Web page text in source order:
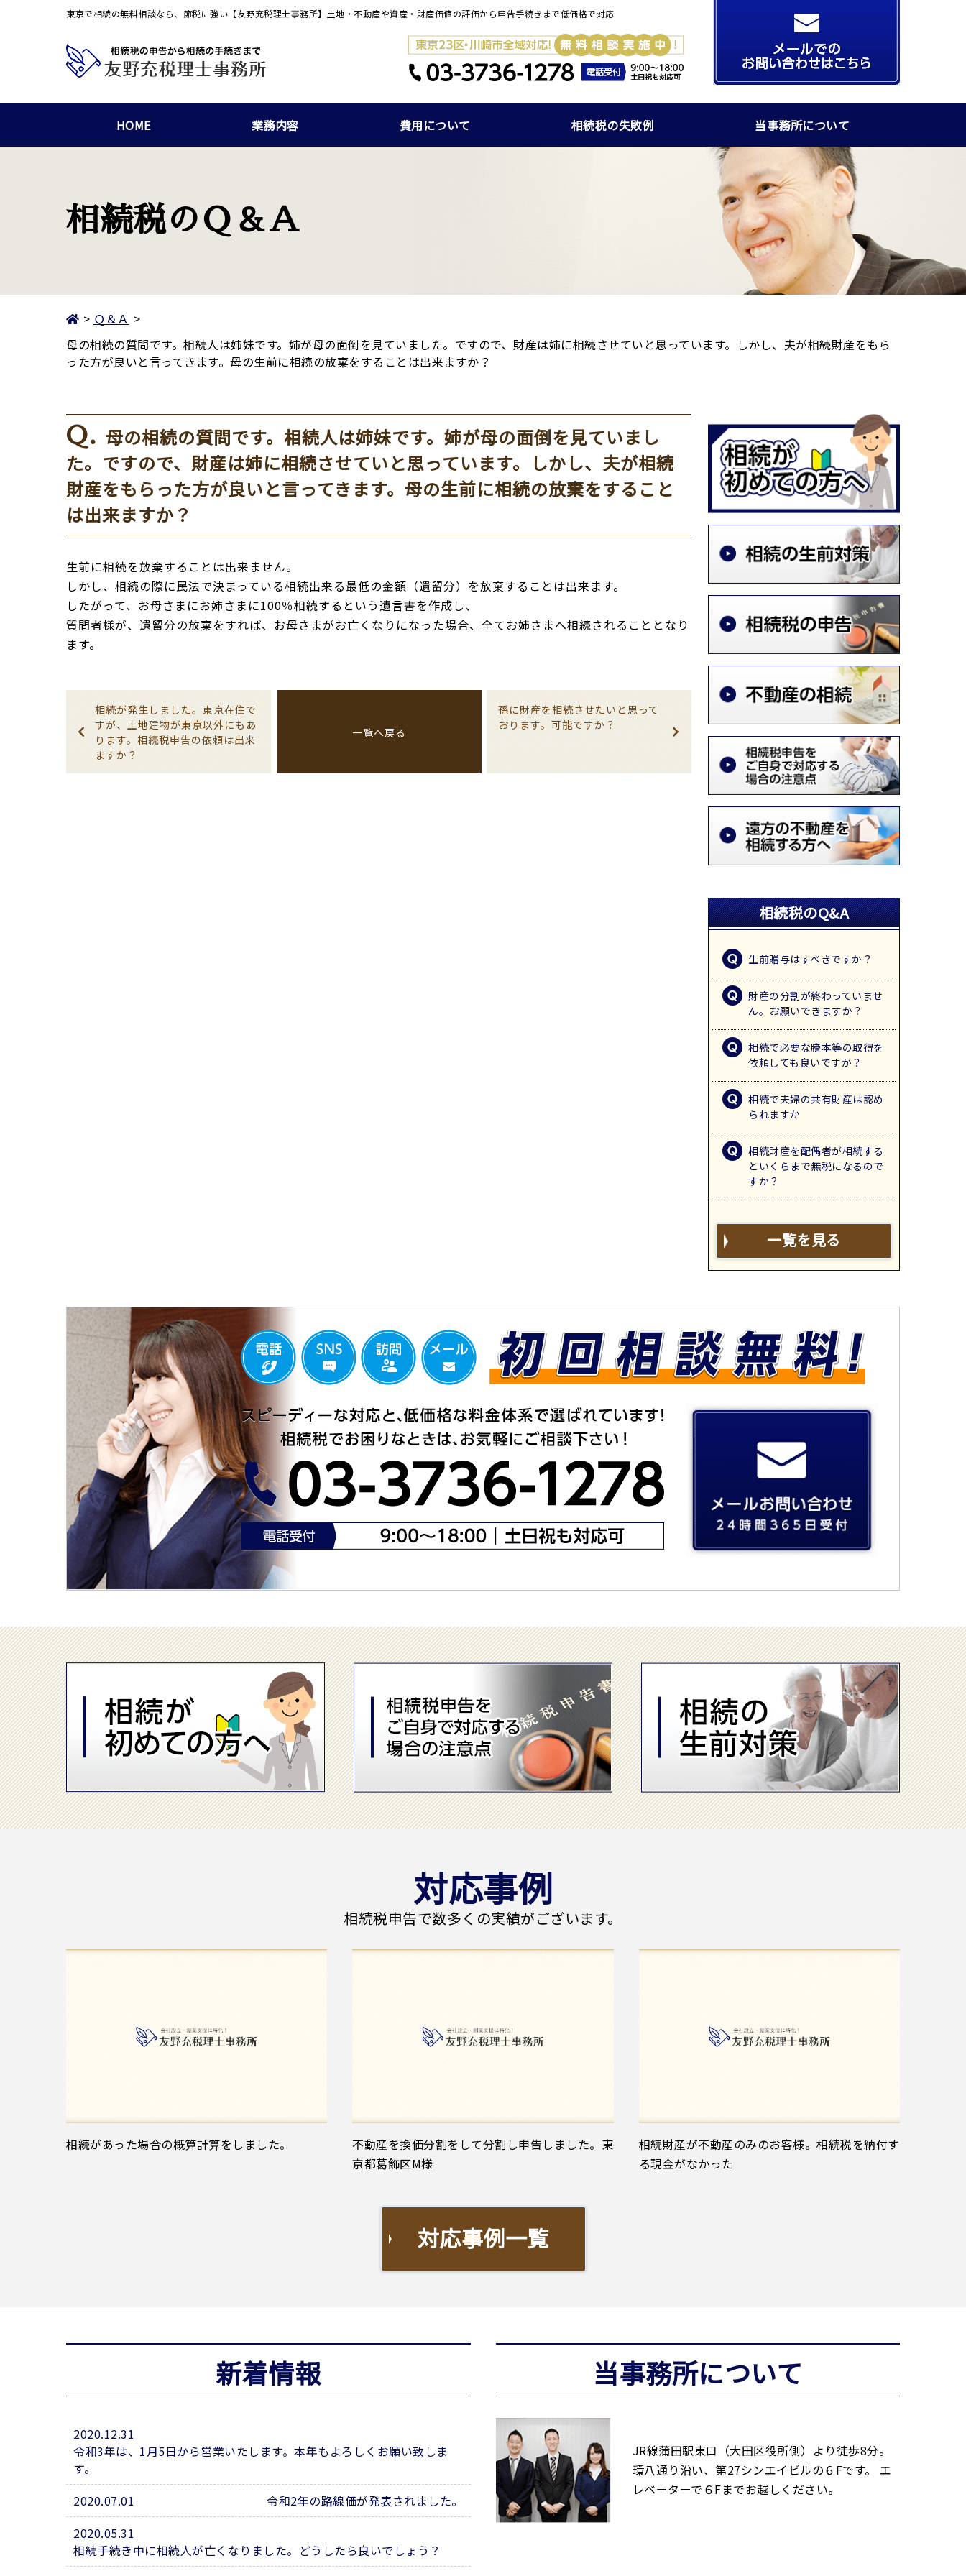
東京で相続の無料相談なら、節税に強い【友野充税理士事務所】土地・不動産や資産・財産価値の評価から申告手続きまで低価格で対応
HOME 業務内容 費用について 相続税の失敗例 当事務所について
相続税のＱ＆Ａ
> Ｑ＆Ａ >
母の相続の質問です。相続人は姉妹です。姉が母の面倒を見ていました。ですので、財産は姉に相続させていと思っています。しかし、夫が相続財産をもら
った方が良いと言ってきます。母の生前に相続の放棄をすることは出来ますか？
Q. 母の相続の質問です。相続人は姉妹です。姉が母の面倒を見ていまし
た。ですので、財産は姉に相続させていと思っています。しかし、夫が相続
財産をもらった方が良いと言ってきます。母の生前に相続の放棄をすること
は出来ますか？
生前に相続を放棄することは出来ません。
しかし、相続の際に民法で決まっている相続出来る最低の金額（遺留分）を放棄することは出来ます。
したがって、お母さまにお姉さまに100％相続するという遺言書を作成し、
質問者様が、遺留分の放棄をすれば、お母さまがお亡くなりになった場合、全てお姉さまへ相続されることとなり
ます。
相続が発生しました。東京在住で
すが、土地建物が東京以外にもあ
ります。相続税申告の依頼は出来
ますか？
一覧へ戻る
孫に財産を相続させたいと思って
おります。可能ですか？
相続税のQ&A
生前贈与はすべきですか？
財産の分割が終わっていませ
ん。お願いできますか？
相続で必要な謄本等の取得を
依頼しても良いですか？
相続で夫婦の共有財産は認め
られますか
相続財産を配偶者が相続する
といくらまで無税になるので
すか？
一覧を見る
対応事例
相続税申告で数多くの実績がございます。
相続があった場合の概算計算をしました。
不動産を換価分割をして分割し申告しました。東
京都葛飾区M様
相続財産が不動産のみのお客様。相続税を納付す
る現金がなかった
対応事例一覧
新着情報
2020.12.31
令和3年は、1月5日から営業いたします。本年もよろしくお願い致しま
す。
2020.07.01
令和2年の路線価が発表されました。
2020.05.31
相続手続き中に相続人が亡くなりました。どうしたら良いでしょう？
当事務所について
JR線蒲田駅東口（大田区役所側）より徒歩8分。
環八通り沿い、第27シンエイビルの６Fです。 エ
レベーターで６Fまでお越しください。